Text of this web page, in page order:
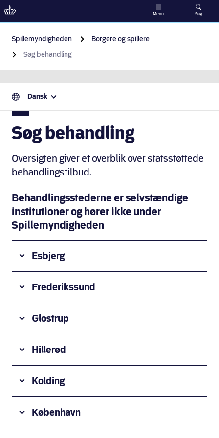
Menu Søg
Spillemyndigheden
Borgere og spillere
Søg behandling
Dansk
Søg behandling
Oversigten giver et overblik over statsstøttede
behandlingstilbud.
Behandlingsstederne er selvstændige
institutioner og hører ikke under
Spillemyndigheden
Esbjerg
Ludomani
Esbjerg
Frederikssund
Spilstop -
Frederikssund
Glostrup
SpilStop
-
Glostrup
Hillerød
Hillerød
Kolding
Tjele Kolding
København